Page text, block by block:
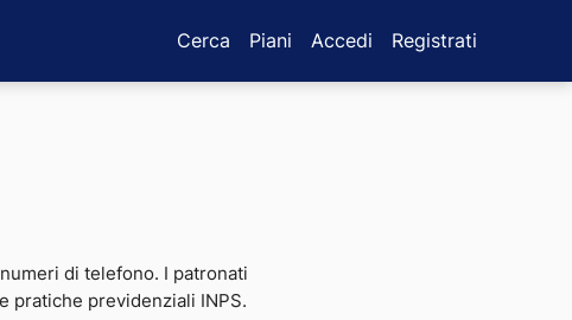
Cerca Piani Accedi Registrati
di telefono. I patronati
pratiche previdenziali INPS.